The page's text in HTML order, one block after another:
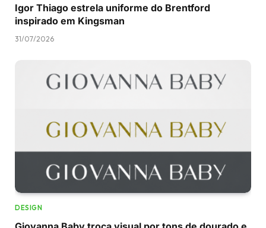
Igor Thiago estrela uniforme do Brentford
inspirado em Kingsman
31/07/2026
DESIGN